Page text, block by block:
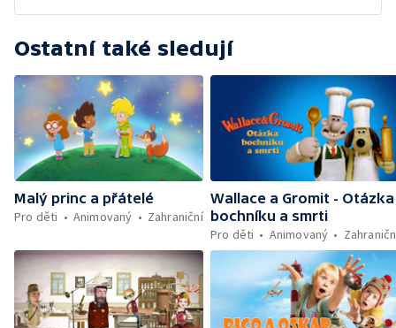
Ostatní také sledují
Malý princ a přátelé
Pro děti
Animovaný Zahraniční
Wallace a Gromit - Otázka
bochníku a smrti
Pro děti
Animovaný